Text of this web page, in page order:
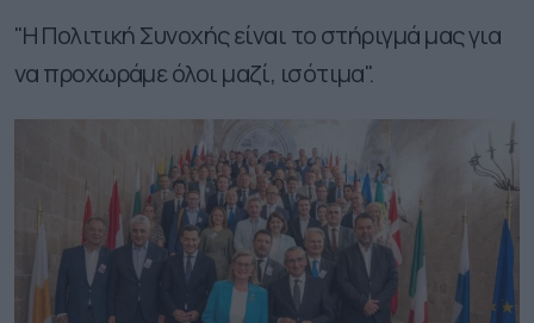
"Η Πολιτική Συνοχής είναι το στήριγμά μας για
να προχωράμε όλοι μαζί, ισότιμα".